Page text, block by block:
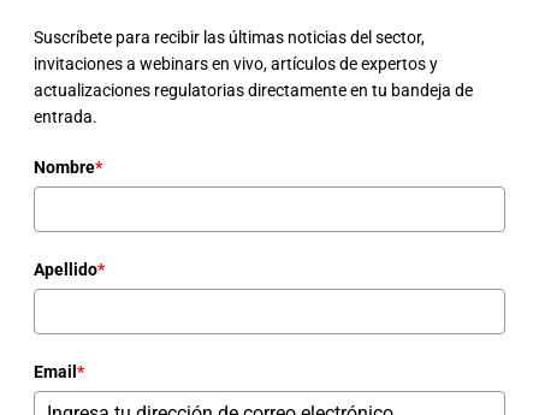
Suscríbete para recibir las últimas noticias del sector,
invitaciones a webinars en vivo, artículos de expertos y
actualizaciones regulatorias directamente en tu bandeja de
entrada.
Nombre*
Apellido*
Email *